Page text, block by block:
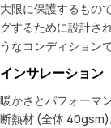
大限に保護するもの
グするために設計さ
うなコンディション
インサレーション
暖かさとパフォーマ
断熱材 (全体 40gsm)